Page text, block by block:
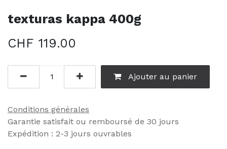
texturas kappa 400g
CHF 119.00
Ajouter au panier
Conditions générales
Garantie satisfait ou remboursé de 30 jours
Expédition : 2-3 jours ouvrables